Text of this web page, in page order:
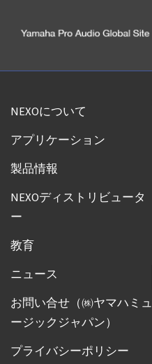
NEXOについて
アプリケーション
製品情報
NEXOディストリビュータ
ー
教育
ニュース
お問い合せ（㈱ヤマハミュ
ージックジャパン）
プライバシーポリシー